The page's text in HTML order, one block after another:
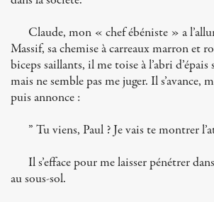
Claude, mon « chef ébéniste » a
Massif, sa chemise à carreaux marron et
biceps saillants, il me toise à l’abri
mais ne semble pas me juger. Il s’avance,
puis annonce :
” Tu viens, Paul ? Je vais te montrer
Il s’efface pour me laisser pénétrer
au sous-sol.